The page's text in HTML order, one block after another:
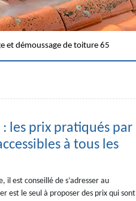
et démoussage de toiture 65
les prix pratiqués par
à tous les
est conseillé de s’adresser au
est le seul à proposer des prix qui sont